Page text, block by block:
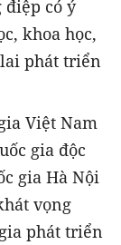
điệp có ý
khoa học,
phát triển
Việt Nam
gia độc
gia Hà Nội
vọng
phát triển